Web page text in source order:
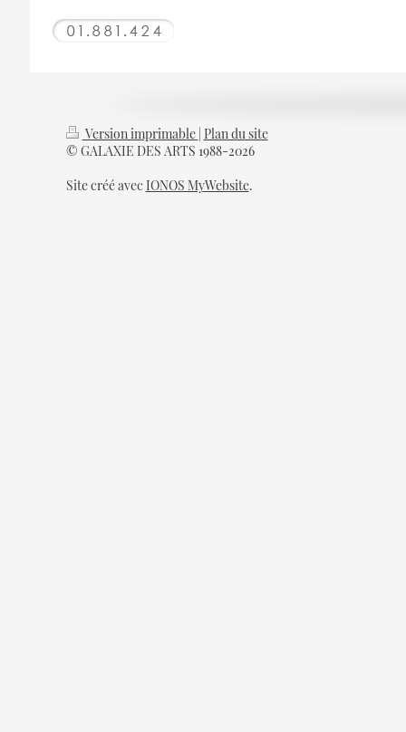
Version imprimable Plan du site
© GALAXIE DES ARTS 1988-2026
Site créé avec IONOS MyWebsite.